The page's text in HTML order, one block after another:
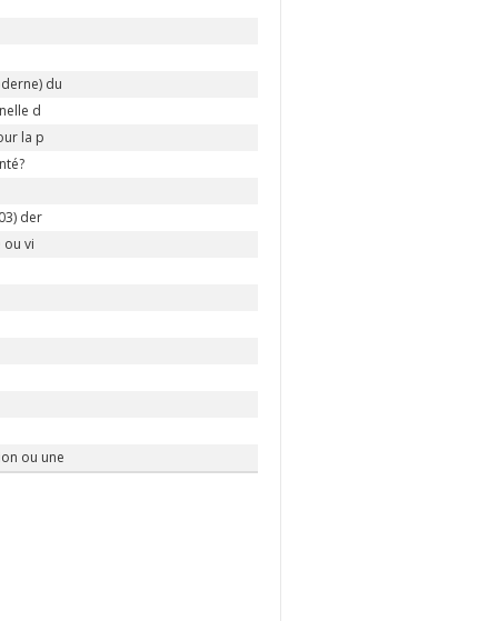
du
d
la p
der
ou vi
ou une